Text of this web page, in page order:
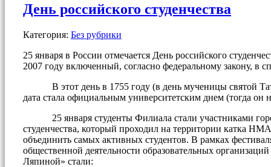
День российского студенчества
Категория: Без рубрики
25 января в России отмечается День российского
2007 году включенный, согласно федеральному закону, в
В этот день в 1755 году (в день мученицы святой
дата стала официальным университетским днем (тогда он
25 января студенты Филиала стали участниками
студенчества, который проходил на территории катка
объединить самых активных студентов. В рамках
общественной деятельности образовательных
Ляпиной» стали: